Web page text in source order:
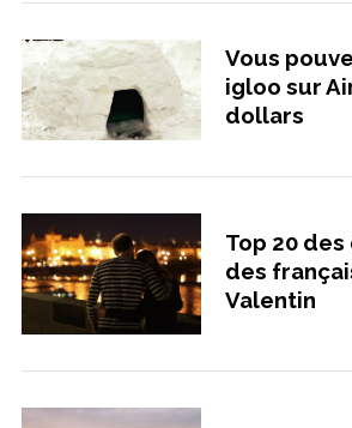
Vous
igloo sur
dollars
Top 20
des
Valentin